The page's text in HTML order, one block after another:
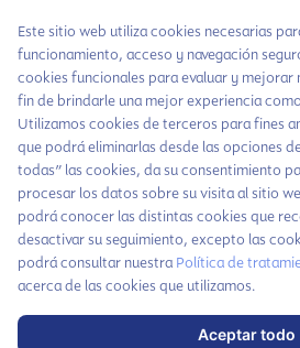
Escúchanos en
Autorización de
Aviso Privacidad
Política tratamiento de
Política inversiones responsables y
Este sitio web utiliza cookies necesarias
funcionamiento, acceso y navegación
cookies funcionales para evaluar y mejorar
fin de brindarle una mejor experiencia
Utilizamos cookies de terceros para fines
que podrá eliminarlas desde las opciones
todas” las cookies, da su consentimiento
procesar los datos sobre su visita al sitio
podrá conocer las distintas cookies que
desactivar su seguimiento, excepto las
podrá consultar nuestra Política de
acerca de las cookies que utilizamos.
Aceptar todo